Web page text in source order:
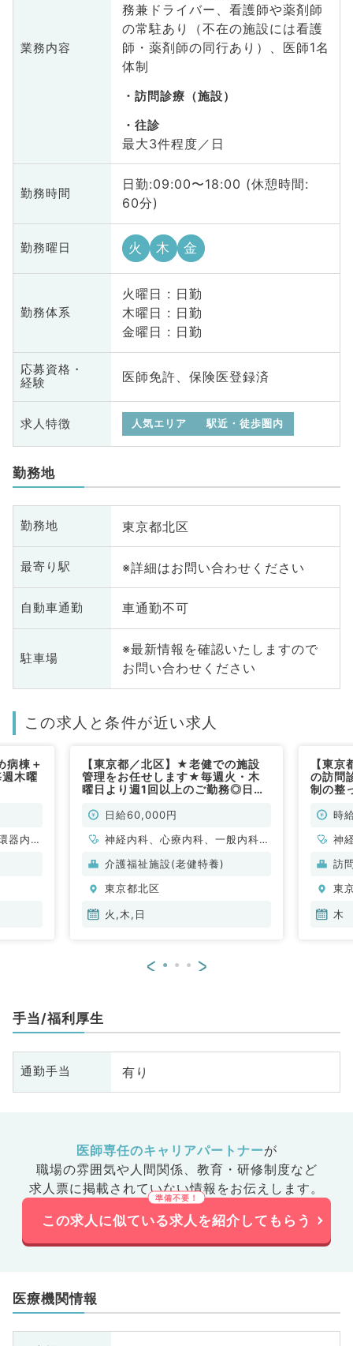
業務内容
務兼ドライバー、看護師や薬剤師
の常駐あり（不在の施設には看護
師・薬剤師の同行あり）、医師1名
体制
訪問診療（施設）
往診
最大3件程度／日
勤務時間
日勤:09:00〜18:00 (休憩時間:
60分)
勤務曜日 火 木 金
勤務体系
火曜日 : 日勤
木曜日 : 日勤
金曜日 : 日勤
応募資格・
経験
医師免許、保険医登録済
求人特徴 人気エリア 駅近・徒歩圏内
勤務地
勤務地 東京都北区
最寄り駅 ※詳細はお問い合わせください
自動車通勤 車通勤不可
駐車場
※最新情報を確認いたしますので
お問い合わせください
この求人と条件が近い求人
病棟＋
木曜
器内
【東京都／北区】★老健での施設
管理をお任せします★毎週火・木
曜日より週1回以上のご勤務◎日給
頂けます！駅より徒歩5分のアクセ
常勤）
日給60,000円
神経内科、心療内科、一般内科、
循環器内科、呼吸器内科、消化器
内科、膠原病科
介護福祉施設(老健特養)
東京都北区
火,木,日
【東
の訪問
制の整
時
神
訪
東
木
< >
手当/福利厚生
通勤手当 有り
医師専任のキャリアパートナーが
職場の雰囲気や人間関係、 教育・研修制度など
求人票に掲載されていない情報をお伝えします。
この求人に似ている求人を紹介してもらう
医療機関情報